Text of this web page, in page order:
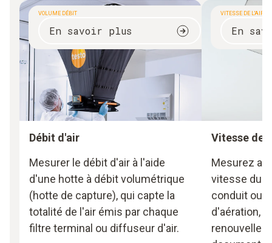
VOLUME DÉBIT
En savoir plus
Débit d'air
Mesurer le débit d'air à l'aide
d'une hotte à débit volumétrique
(hotte de capture), qui capte la
totalité de l'air émis par chaque
filtre terminal ou diffuseur d'air.
VITESSE DE L'AIR
En
Vitesse de
Mesurez
vitesse du
conduit ou
d'aération,